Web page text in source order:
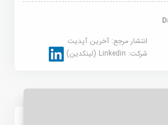
انتشار مرجع:آخرین آپدیت
شرکت:Linkedin (لینکدین)